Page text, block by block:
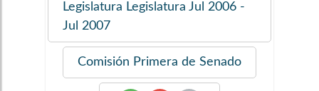
Legislatura Legislatura Jul 2006 -
Jul 2007
Comisión Primera de Senado